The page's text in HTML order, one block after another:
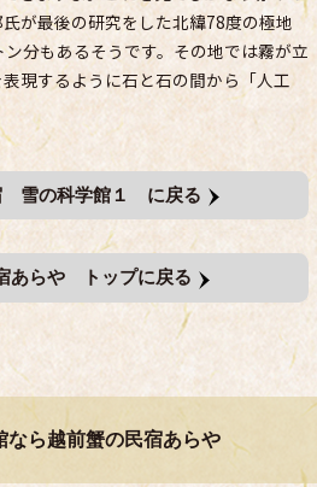
が最後の研究をした北緯78度の極地
分もあるそうです。その地では霧が立
現するように石と石の間から「人工
雪の科学館１ に戻る
あらや トップに戻る
なら越前蟹の民宿あらや